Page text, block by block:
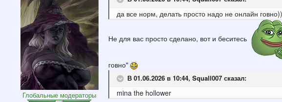
Глобальные модераторы
да все норм, делать просто надо не онлайн говно))
Не для вас просто сделано, вот и беситесь
говно"
В 01.06.2026 в 10:44, Squall007сказал:
mina the hollower